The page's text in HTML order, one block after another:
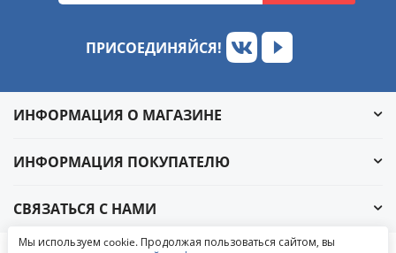
ПРИСОЕДИНЯЙСЯ!
ИНФОРМАЦИЯ О МАГАЗИНЕ
ИНФОРМАЦИЯ ПОКУПАТЕЛЮ
СВЯЗАТЬСЯ С НАМИ
Написать в ВКонтакте
Мы используем cookie. Продолжая пользоваться сайтом, вы